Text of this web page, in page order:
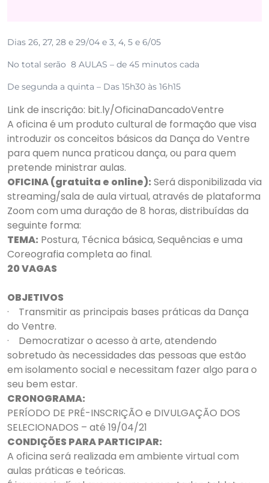
Dias 26, 27, 28 e 29/04 e 3, 4, 5 e 6/05
No total serão 8 AULAS – de 45 minutos cada
De segunda a quinta – Das 15h30 às 16h15
Link de inscrição: bit.ly/OficinaDancadoVentre
A oficina é um produto cultural de formação que visa
introduzir os conceitos básicos da Dança do Ventre
para quem nunca praticou dança, ou para quem
pretende ministrar aulas.
OFICINA (gratuita e online): Será disponibilizada via
streaming/sala de aula virtual, através de plataforma
Zoom com uma duração de 8 horas, distribuídas da
seguinte forma:
TEMA: Postura, Técnica básica, Sequências e uma
Coreografia completa ao final.
20 VAGAS
OBJETIVOS
· Transmitir as principais bases práticas da Dança
do Ventre.
· Democratizar o acesso à arte, atendendo
sobretudo às necessidades das pessoas que estão
em isolamento social e necessitam fazer algo para o
seu bem estar.
CRONOGRAMA:
PERÍODO DE PRÉ-INSCRIÇÃO e DIVULGAÇÃO DOS
SELECIONADOS – até 19/04/21
CONDIÇÕES PARA PARTICIPAR:
A oficina será realizada em ambiente virtual com
aulas práticas e teóricas.